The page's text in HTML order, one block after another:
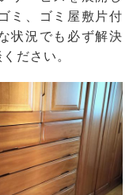
ミ、ゴミ屋敷片付
状況でも必ず解決
ださい。